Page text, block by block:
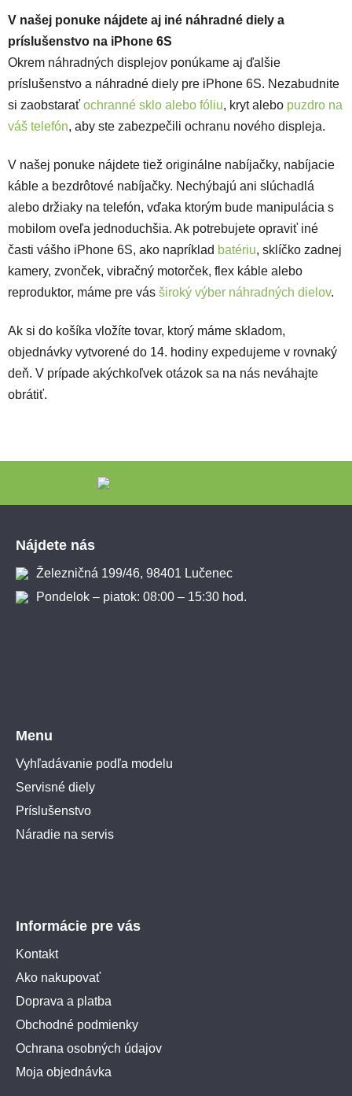
V našej ponuke nájdete aj iné náhradné diely a
príslušenstvo na iPhone 6S
Okrem náhradných displejov ponúkame aj ďalšie
príslušenstvo a náhradné diely pre iPhone 6S. Nezabudnite
si zaobstarať ochranné sklo alebo fóliu, kryt alebo puzdro na
váš telefón, aby ste zabezpečili ochranu nového displeja.
V našej ponuke nájdete tiež originálne nabíjačky, nabíjacie
káble a bezdrôtové nabíjačky. Nechýbajú ani slúchadlá
alebo držiaky na telefón, vďaka ktorým bude manipulácia s
mobilom oveľa jednoduchšia. Ak potrebujete opraviť iné
časti vášho iPhone 6S, ako napríklad batériu, sklíčko zadnej
kamery, zvonček, vibračný motorček, flex káble alebo
reproduktor, máme pre vás široký výber náhradných dielov.
Ak si do košíka vložíte tovar, ktorý máme skladom,
objednávky vytvorené do 14. hodiny expedujeme v rovnaký
deň. V prípade akýchkoľvek otázok sa na nás neváhajte
obrátiť.
Nájdete nás
Železničná 199/46, 98401 Lučenec
Pondelok – piatok: 08:00 – 15:30 hod.
Menu
Vyhľadávanie podľa modelu
Servisné diely
Príslušenstvo
Náradie na servis
Informácie pre vás
Kontakt
Ako nakupovať
Doprava a platba
Obchodné podmienky
Ochrana osobných údajov
Moja objednávka